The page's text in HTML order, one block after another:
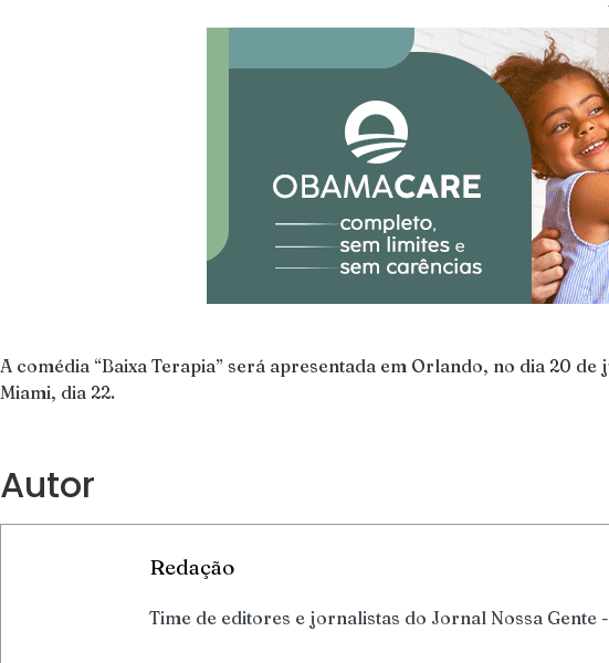
A comédia “Baixa Terapia” será apresentada em Orlando, no dia 20
Miami, dia 22.
Autor
Redação
Time de editores e jornalistas do Jornal Nossa Gente